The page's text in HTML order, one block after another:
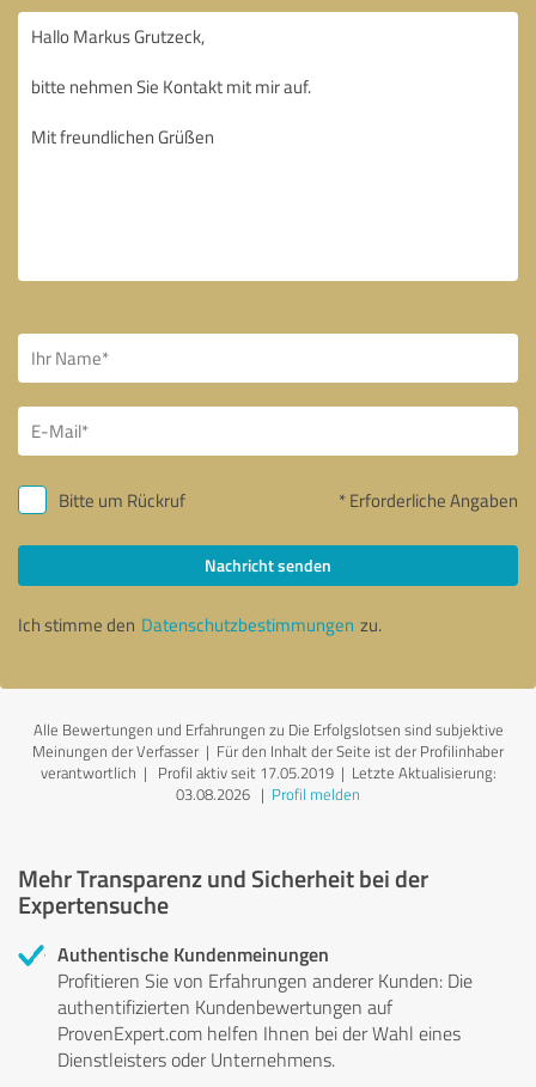
Bitte um Rückruf * Erforderliche Angaben
Nachricht senden
Ich stimme den Datenschutzbestimmungen zu.
Alle Bewertungen und Erfahrungen zu Die Erfolgslotsen sind subjektive
Meinungen der Verfasser | Für den Inhalt der Seite ist der Profilinhaber
verantwortlich | Profil aktiv seit 17.05.2019 | Letzte Aktualisierung:
03.08.2026 | Profil melden
Mehr Transparenz und Sicherheit bei der
Expertensuche
Authentische Kundenmeinungen
Profitieren Sie von Erfahrungen anderer Kunden: Die
authentifizierten Kundenbewertungen auf
ProvenExpert.com helfen Ihnen bei der Wahl eines
Dienstleisters oder Unternehmens.